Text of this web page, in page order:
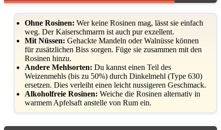
Ohne Rosinen: Wer keine Rosinen mag, lässt sie einfach
weg. Der Kaiserschmarrn ist auch pur exzellent.
Mit Nüssen: Gehackte Mandeln oder Walnüsse können
für zusätzlichen Biss sorgen. Füge sie zusammen mit den
Rosinen hinzu.
Andere Mehlsorten: Du kannst einen Teil des
Weizenmehls (bis zu 50%) durch Dinkelmehl (Type 630)
ersetzen. Dies verleiht einen leicht nussigeren Geschmack.
Alkoholfreie Rosinen: Weiche die Rosinen alternativ in
warmem Apfelsaft anstelle von Rum ein.